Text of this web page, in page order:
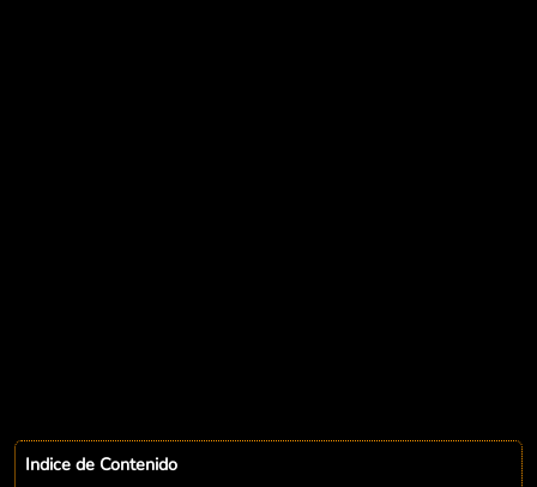
Indice de Contenido